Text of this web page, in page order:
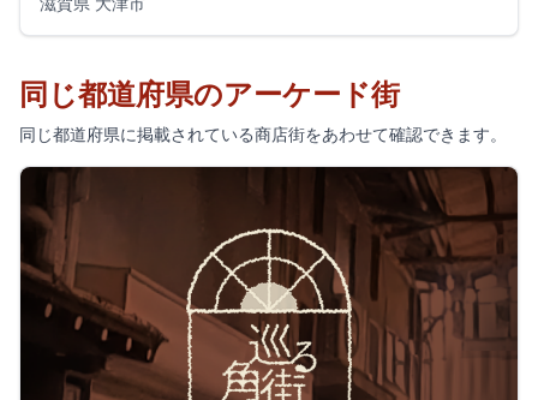
同じ都道府県のアーケード街
同じ都道府県に掲載されている商店街をあわせて確認できます。